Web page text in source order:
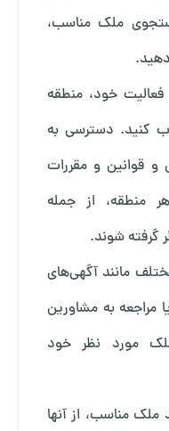
ملک مناسب،
خود، منطقه
کنید. دسترسی به
و قوانین و مقررات
منطقه، از جمله
گرفته شوند.
مانند آگهی‌های
مراجعه به مشاورین
مورد نظر خود
مناسب، از آنها